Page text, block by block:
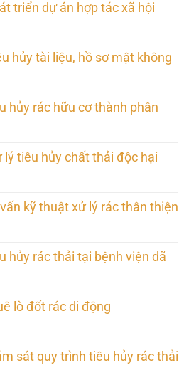
triển dự án hợp tác xã hội
hủy tài liệu, hồ sơ mật không
hủy rác hữu cơ thành phân
lý tiêu hủy chất thải độc hại
kỹ thuật xử lý rác thân thiện
hủy rác thải tại bệnh viện dã
lò đốt rác di động
sát quy trình tiêu hủy rác thải